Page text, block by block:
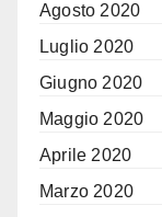
Agosto 2020
Luglio 2020
Giugno 2020
Maggio 2020
Aprile 2020
Marzo 2020